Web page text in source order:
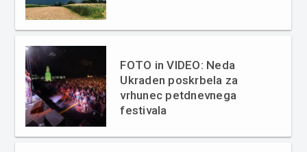
FOTO in VIDEO: Neda
Ukraden poskrbela za
vrhunec petdnevnega
festivala